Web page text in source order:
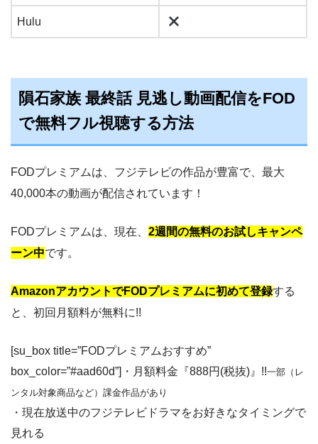
Hulu
隕石家族 最終話 見逃し動画配信をFOD
で無料フル視聴する方法
FODプレミアムは、フジテレビの作品が豊富で、最大
40,000本の動画が配信されています！
FODプレミアムは、現在、 2週間の無料のお試しキャンペ
ーン中です。
AmazonアカウントでFODプレミアムに初めて登録する
と、初回月額料が無料に!!
[su_box title=”FODプレミアムおすすめ”
box_color=”#aad60d”]・月額料金『888円(税抜)』!!一部（レ
ンタル対象商品など）課金作品があり
・現在放送中のフジテレビドラマをお好きなタイミングで
見れる